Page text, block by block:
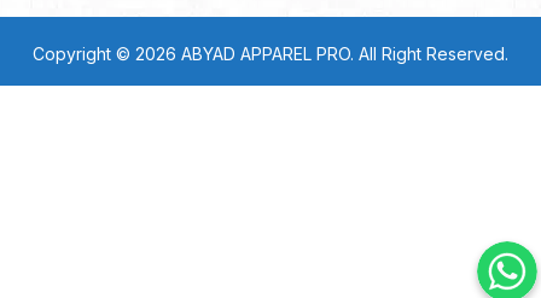
Copyright © 2026 ABYAD APPAREL PRO. All Right Reserved.